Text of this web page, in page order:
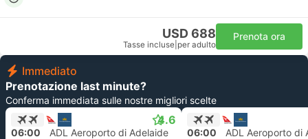
USD 688
Tasse incluse per adulto
Prenota ora
Immediato
Prenotazione last minute?
Conferma immediata sulle nostre migliori scelte
4.6
06:00 ADL Aeroporto di Adelaide 06:00 ADL Aeroporto di